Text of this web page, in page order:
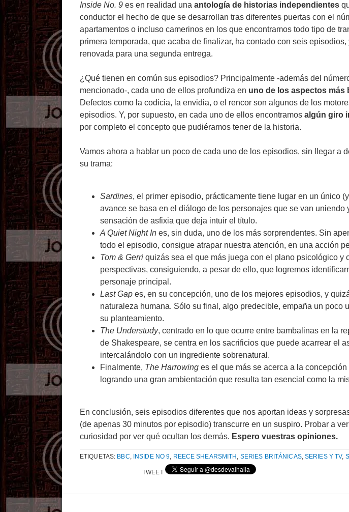
Inside No. 9 es en realidad una antología de historias independientes
conductor el hecho de que se desarrollan tras diferentes puertas con el
apartamentos o incluso camerinos en los que encontramos todo tipo de
primera temporada, que acaba de finalizar, ha contado con seis
renovada para una segunda entrega.
¿Qué tienen en común sus episodios? Principalmente -además del
mencionado-, cada uno de ellos profundiza en uno de los aspectos más
Defectos como la codicia, la envidia, o el rencor son algunos de los
episodios. Y, por supuesto, en cada uno de ellos encontramos algún giro
por completo el concepto que pudiéramos tener de la historia.
Vamos ahora a hablar un poco de cada uno de los episodios, sin llegar a
su trama:
Sardines, el primer episodio, prácticamente tiene lugar en un único
avance se basa en el diálogo de los personajes que se van uniendo
sensación de asfixia que deja intuir el título.
A Quiet Night In es, sin duda, uno de los más sorprendentes. Sin
todo el episodio, consigue atrapar nuestra atención, en una acción
Tom & Gerri quizás sea el que más juega con el plano psicológico y
perspectivas, consiguiendo, a pesar de ello, que logremos
personaje principal.
Last Gap es, en su concepción, uno de los mejores episodios, y
naturaleza humana. Sólo su final, algo predecible, empaña un poco
su planteamiento.
The Understudy, centrado en lo que ocurre entre bambalinas en la
de Shakespeare, se centra en los sacrificios que puede acarrear el
intercalándolo con un ingrediente sobrenatural.
Finalmente, The Harrowing es el que más se acerca a la
logrando una gran ambientación que resulta tan esencial como la
En conclusión, seis episodios diferentes que nos aportan ideas y
(de apenas 30 minutos por episodio) transcurre en un suspiro. Probar a
curiosidad por ver qué ocultan los demás. Espero vuestras opiniones.
ETIQUETAS: BBC, INSIDE NO 9, REECE SHEARSMITH , SERIES BRITÁNICAS, SERIES Y TV,
TWEET